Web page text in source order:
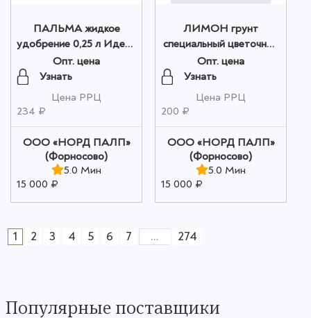
ПАЛЬМА жидкое
удобрение 0,25 л Идеал
- Сад Чудес оптом
Опт. цена
Узнать
Цена РРЦ
234 ₽
ООО «НОРД ПАЛП»
(Форносово)
5.0 Мин
15 000 ₽
ЛИМОН грунт
специальный цветочный
2,5 л Сад Чудес оптом
Опт. цена
Узнать
Цена РРЦ
200 ₽
ООО «НОРД ПАЛП»
(Форносово)
5.0 Мин
15 000 ₽
1 2 3 4 5 6 7 ... 274
Популярные поставщики